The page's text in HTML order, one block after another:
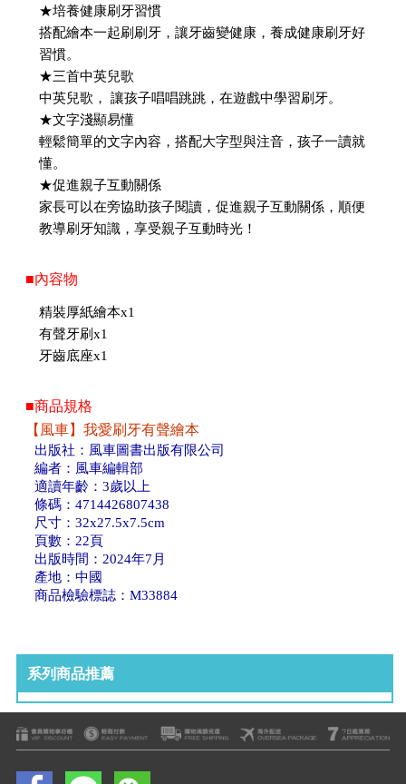
★培養健康刷牙習慣
搭配繪本一起刷刷牙，讓牙齒變健康，養成健康刷牙好
習慣。
★三首中英兒歌
中英兒歌， 讓孩子唱唱跳跳，在遊戲中學習刷牙。
★文字淺顯易懂
輕鬆簡單的文字內容，搭配大字型與注音，孩子一讀就
懂。
★促進親子互動關係
家長可以在旁協助孩子閱讀，促進親子互動關係，順便
教導刷牙知識，享受親子互動時光！
■內容物
精裝厚紙繪本x1
有聲牙刷x1
牙齒底座x1
■商品規格
【風車】我愛刷牙有聲繪本
出版社：風車圖書出版有限公司
編者：風車編輯部
適讀年齡：3歲以上
條碼：4714426807438
尺寸：32x27.5x7.5cm
頁數：22頁
出版時間：2024年7月
產地：中國
商品檢驗標誌：M33884
系列商品推薦